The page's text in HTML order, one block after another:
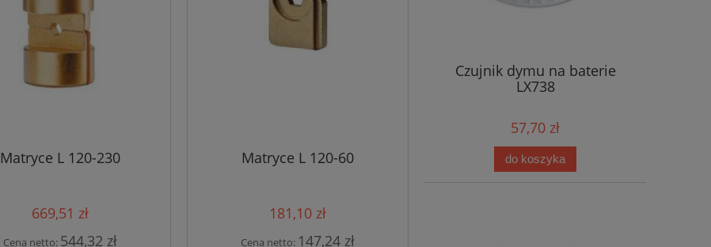
Matryce L 120-230
669,51 zł
Cena netto: 544,32 zł
Matryce L 120-60
181,10 zł
Cena netto: 147,24 zł
Czujnik dymu na baterie
LX738
57,70 zł
do koszyka